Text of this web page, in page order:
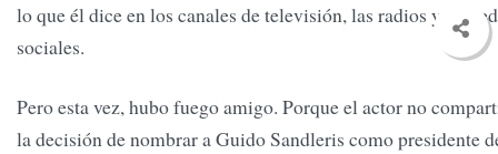
lo que él dice en los canales de televisión, las radios y las
sociales.
Pero esta vez, hubo fuego amigo. Porque el actor no
la decisión de nombrar a Guido Sandleris como presidente